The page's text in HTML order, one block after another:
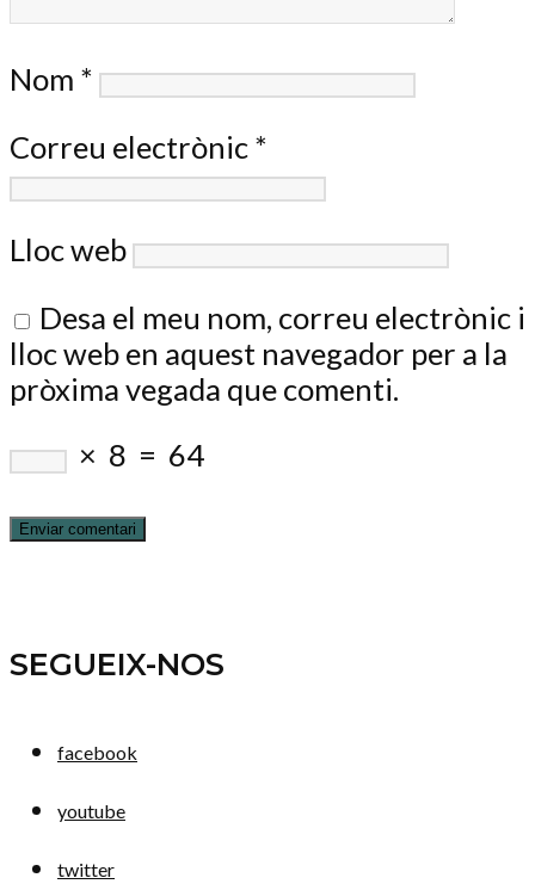
Nom *
Correu electrònic *
Lloc web
Desa el meu nom, correu electrònic i
lloc web en aquest navegador per a la
pròxima vegada que comenti.
× 8 = 64
SEGUEIX-NOS
facebook
youtube
twitter